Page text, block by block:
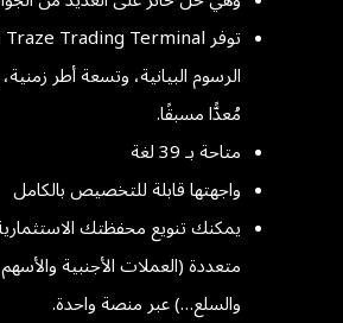
مُعدًّا مسبقًا.
متاحة بـ 39 لغة
واجهتها قابلة للتخصيص بالكامل
يمكنك تنويع محفظتك
متعددة (العملات الأجنبية
والسلع…) عبر منصة واحدة.